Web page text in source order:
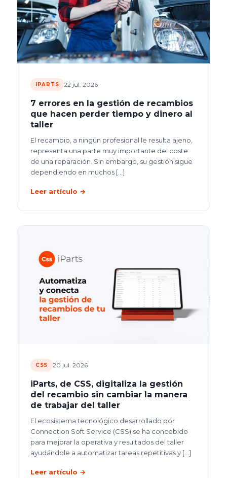
IPARTS 22 jul. 2026
7 errores en la gestión de recambios
que hacen perder tiempo y dinero al
taller
El recambio, a ningún profesional le resulta ajeno,
representa una parte muy importante del coste
de una reparación. Sin embargo, su gestión sigue
dependiendo en muchos […]
Leer artículo →
CSS 20 jul. 2026
iParts, de CSS, digitaliza la gestión
del recambio sin cambiar la manera
de trabajar del taller
El ecosistema tecnológico desarrollado por
Connection Soft Service (CSS) se ha concebido
para mejorar la operativa y resultados del taller
ayudándole a automatizar tareas repetitivas y […]
Leer artículo →